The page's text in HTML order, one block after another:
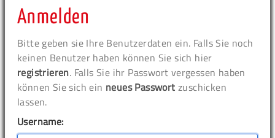
Anmelden
Bitte geben sie Ihre Benutzerdaten ein. Falls Sie noch
keinen Benutzer haben können Sie sich hier
registrieren. Falls Sie ihr Passwort vergessen haben
können Sie sich ein neues Passwort zuschicken
lassen.
Username: